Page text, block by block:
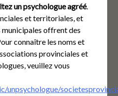
un psychologue agréé.
et territoriales, et
offrent des
connaître les noms et
provinciales et
veuillez vous
unpsychologue/